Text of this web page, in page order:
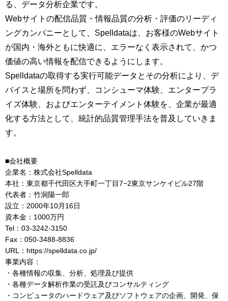
る、データ分析企業です。
Webサイトの配信品質・情報品質の分析・評価のリーディ
ングカンパニーとして、Spelldataは、お客様のWebサイト
が国内・海外ともに快適に、エラーなく表示されて、かつ
価値の高い情報を配信できるようにします。
Spelldataの取得する実行可能データとその分析により、デ
バイスと場所を問わず、コンシューマ体験、エンタープラ
イズ体験、およびエンターテイメント体験を、企業が最適
化する方法として、統計的品質管理手法を普及していきま
す。
■会社概要
企業名：株式会社Spelldata
本社：東京都千代田区大手町一丁目7−2東京サンケイビル27階
代表者：竹洞陽一郎
設立：2000年10月16日
資本金：1000万円
Tel：03-3242-3150
Fax：050-3488-8836
URL：https://spelldata.co.jp/
事業内容：
・各種情報の収集、分析、処理及び提供
・各種データ解析作業の受託及びコンサルティング
・コンピュータのハードウェア及びソフトウェアの企画、開発、保